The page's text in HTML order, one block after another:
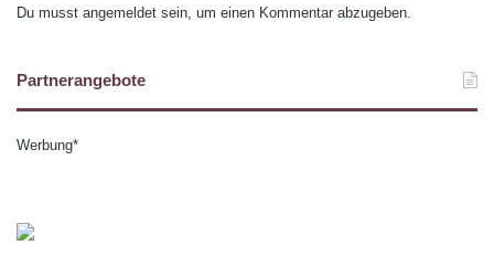
Du musst angemeldet sein, um einen Kommentar abzugeben.
Partnerangebote
Werbung*